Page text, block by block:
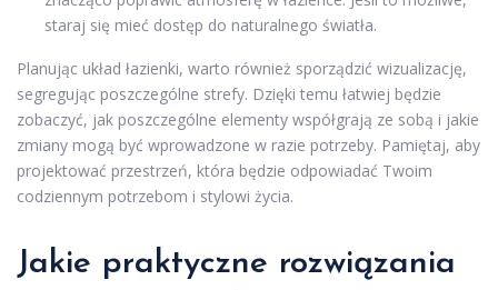
staraj się mieć dostęp do naturalnego światła.
Planując układ łazienki, warto również sporządzić wizualizację,
segregując poszczególne strefy. Dzięki temu łatwiej będzie
zobaczyć, jak poszczególne elementy współgrają ze sobą i jakie
zmiany mogą być wprowadzone w razie potrzeby. Pamiętaj, aby
projektować przestrzeń, która będzie odpowiadać Twoim
codziennym potrzebom i stylowi życia.
Jakie praktyczne rozwiązania